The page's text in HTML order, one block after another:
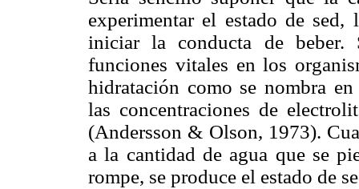
experimentar el estado de
iniciar la conducta de beber.
funciones vitales en los
hidratación como se nombra
las concentraciones de
(Andersson & Olson, 1973).
a la cantidad de agua que se
rompe, se produce el estado de